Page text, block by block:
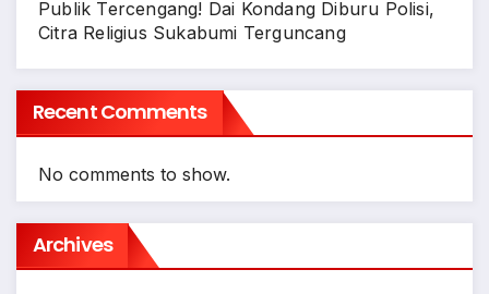
Publik Tercengang! Dai Kondang Diburu Polisi,
Citra Religius Sukabumi Terguncang
Recent Comments
No comments to show.
Archives